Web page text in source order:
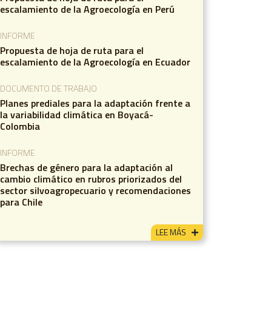
escalamiento de la Agroecología en Perú
INFORME
Propuesta de hoja de ruta para el
escalamiento de la Agroecología en Ecuador
DOCUMENTO DE TRABAJO
Planes prediales para la adaptación frente a
la variabilidad climática en Boyacá-
Colombia
INFORME
Brechas de género para la adaptación al
cambio climático en rubros priorizados del
sector silvoagropecuario y recomendaciones
para Chile
LEE MÁS